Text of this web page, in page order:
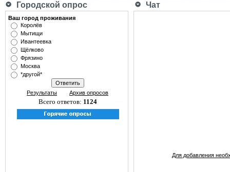
Городской опрос Чат
Ваш город проживания
Королёв
Мытищи
Ивантеевка
Щёлково
Фрязино
Москва
*другой*
Результаты Архив опросов
Всего ответов: 1124
Для добавления